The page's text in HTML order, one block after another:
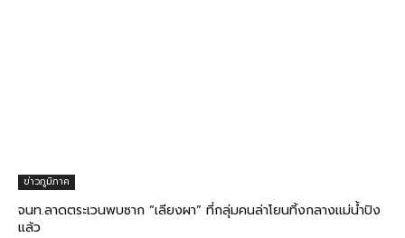
ข่าวภูมิภาค
จนท.ลาดตระเวนพบซาก “เลียงผา” ที่กลุ่มคนล่าโยนทิ้งกลางแม่น้ำปิง
แล้ว